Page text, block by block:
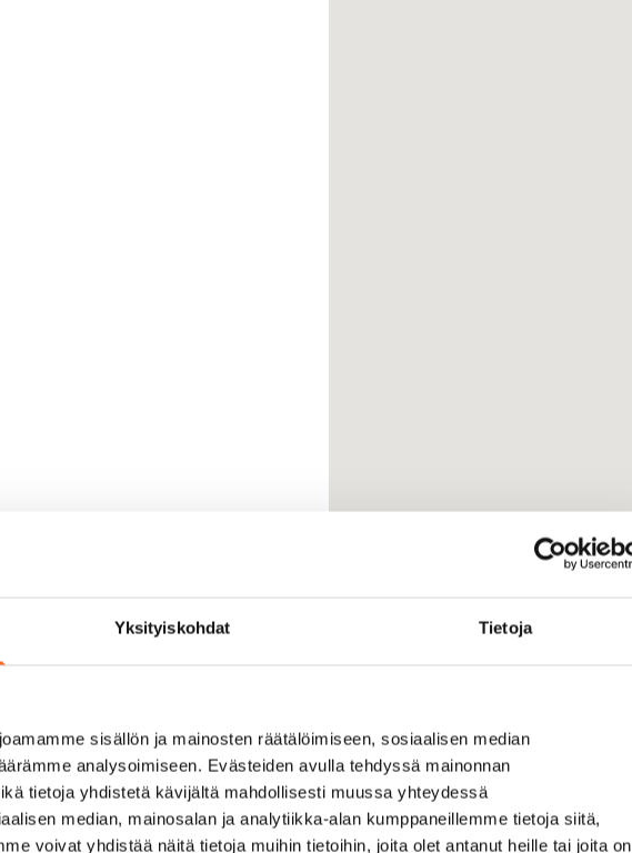
Yksityiskohdat Tietoja
sisällön ja mainosten räätälöimiseen, sosiaalisen median
analysoimiseen. Evästeiden avulla tehdyssä mainonnan
tietoja yhdistetä kävijältä mahdollisesti muussa yhteydessä
median, mainosalan ja analytiikka-alan kumppaneillemme tietoja siitä,
voivat yhdistää näitä tietoja muihin tietoihin, joita olet antanut heille tai joita on